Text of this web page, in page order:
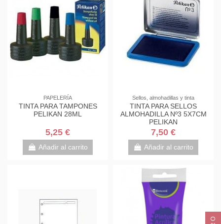
PAPELERÍA
TINTA PARA TAMPONES
PELIKAN 28ML
5,25 €
Añadir al carrito
Sellos, almohadillas y tinta
TINTA PARA SELLOS
ALMOHADILLA Nº3 5X7CM
PELIKAN
7,50 €
Añadir al carrito